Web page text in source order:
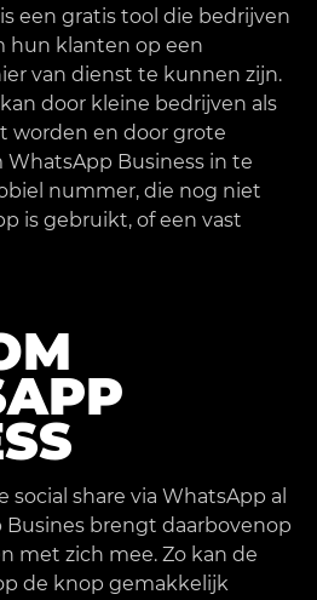
een gratis tool die bedrijven
hun klanten op een
van dienst te kunnen zijn.
door kleine bedrijven als
worden en door grote
WhatsApp Business in te
nummer, die nog niet
is gebruikt, of een vast
share via WhatsApp al
brengt daarbovenop
met zich mee. Zo kan de
de knop gemakkelijk